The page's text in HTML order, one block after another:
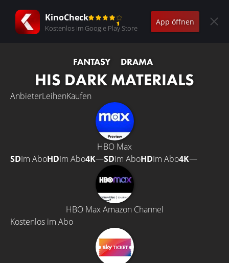
KinoCheck
Kostenlos im Google Play Store
App öffnen
FANTASY DRAMA
HIS DARK MATERIALS
AnbieterLeihenKaufen
HBO Max
SDIm AboHDIm Abo4K—SDIm AboHDIm Abo4K—
HBO Max Amazon Channel
Kostenlos im Abo